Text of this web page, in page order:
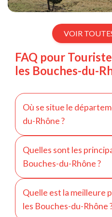
VOIR
FAQ pour
les Bouches-du-
Où se situe le
du-Rhône ?
France, en région
bord de la Méditerranée.
Quelles sont les
Bouches-du-Rhône ?
Provence et Arles.
Quelle est la meilleure
les Bouches-du-Rhône